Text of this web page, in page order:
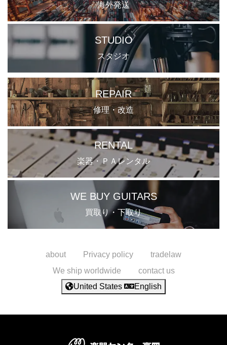
海外発送
STUDIO
スタジオ
REPAIR
修理・改造
RENTAL
楽器・ＰＡレンタル
WE BUY GUITARS
買取り・下取り
about Privacy policy
tradelaw
We ship worldwide
contact us
United States
English